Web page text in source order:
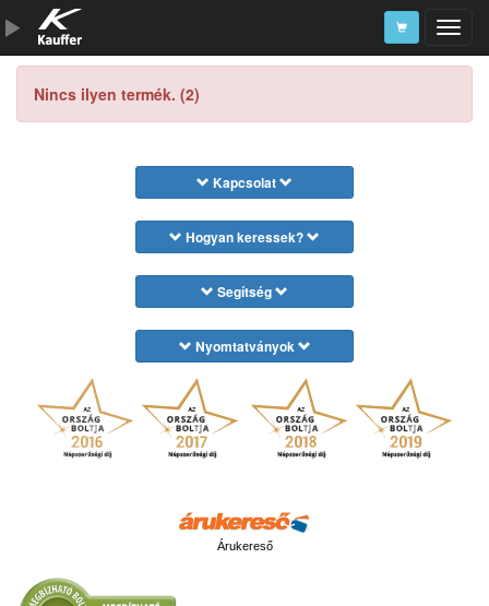
Szerszámkatalógus
Nincs ilyen termék. (2)
Kapcsolat
Hogyan keressek?
Segítség
Nyomtatványok
Árukereső